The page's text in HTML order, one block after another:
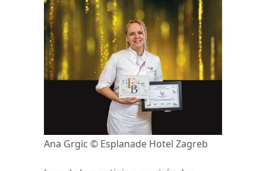
Ana Grgic © Esplanade Hotel Zagreb